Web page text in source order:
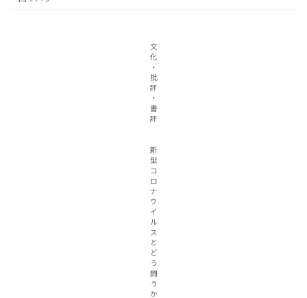
文
化
・
批
評
・
書
評
新
型
コ
ロ
ナ
ウ
イ
ル
ス
と
ど
う
闘
う
か